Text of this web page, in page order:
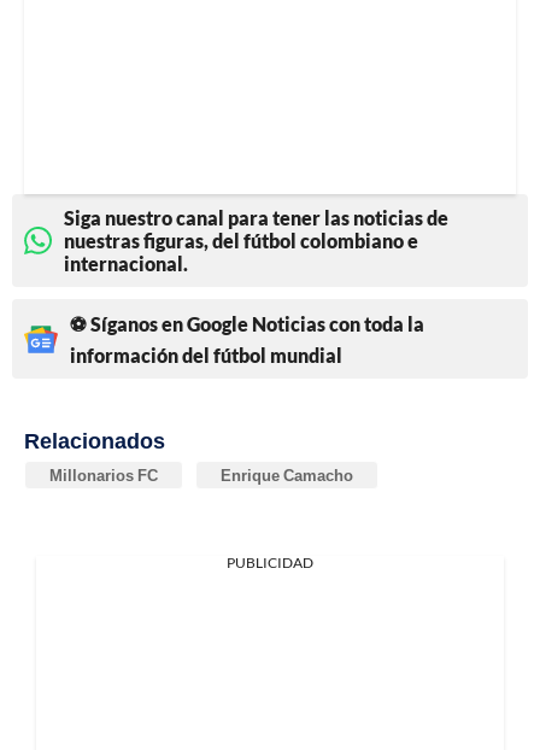
Siga nuestro canal para tener las noticias de
nuestras figuras, del fútbol colombiano e
internacional.
⚽ Síganos en Google Noticias con toda la
información del fútbol mundial
Relacionados
Millonarios FC Enrique Camacho
PUBLICIDAD